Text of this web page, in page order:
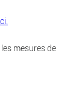
mesures de